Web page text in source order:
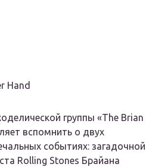
Hand
группы «The Brian
вспомнить о двух
событиях: загадочной
Rolling Stones Брайана